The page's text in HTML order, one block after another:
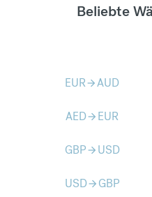
Beliebte
EURarrow_forwardAUD
AEDarrow_forward EUR
GBParrow_forward USD
USDarrow_forward GBP